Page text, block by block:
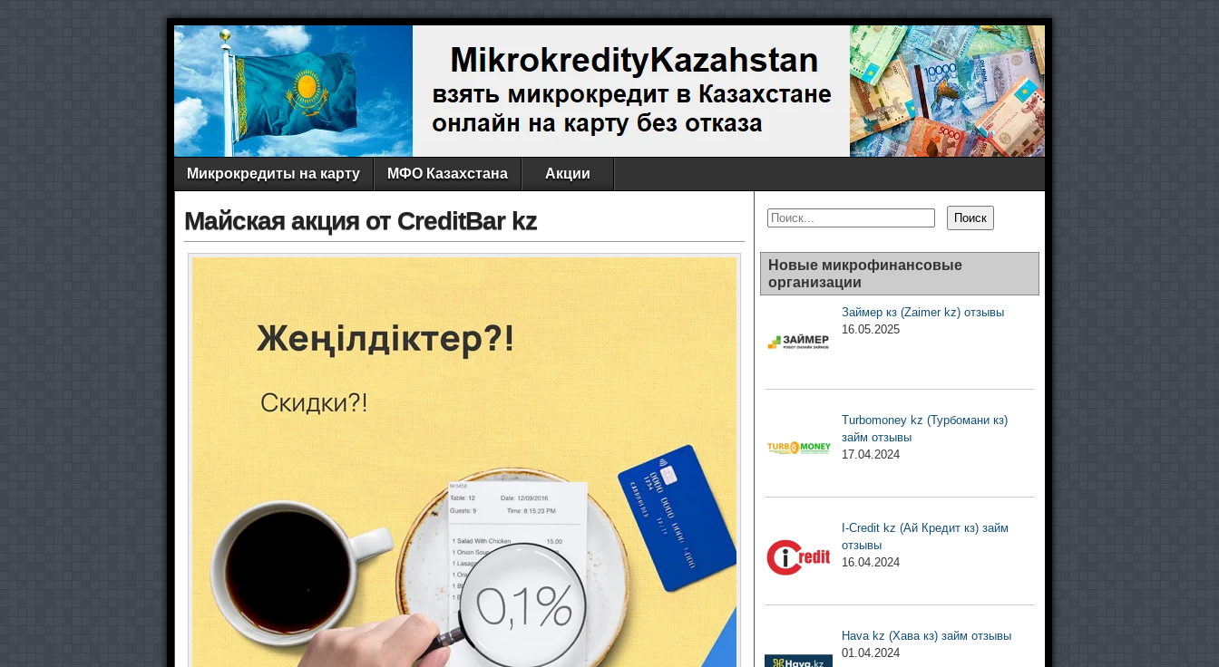
Микрокредиты на карту МФО Казахстана Акции
Майская акция от CreditBar kz Поиск Поиск
Новые микрофинансовые
организации
Займер кз (Zaimer kz) отзывы
16.05.2025
Turbomoney kz (Турбомани кз)
займ отзывы
17.04.2024
I-Credit kz (Ай Кредит кз) займ
отзывы
16.04.2024
Hava kz (Хава кз) займ отзывы
01.04.2024